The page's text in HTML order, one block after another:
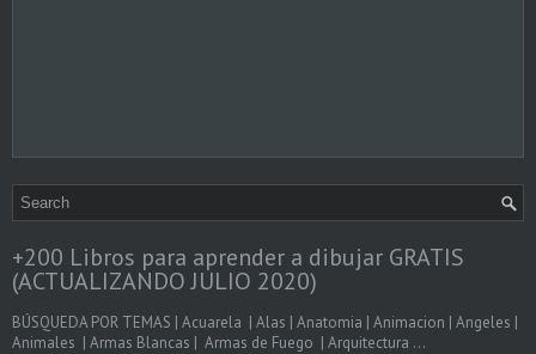
+200 Libros para aprender a dibujar GRATIS
(ACTUALIZANDO JULIO 2020)
BÚSQUEDA POR TEMAS | Acuarela | Alas | Anatomia | Animacion | Angeles |
Animales | Armas Blancas | Armas de Fuego | Arquitectura ...